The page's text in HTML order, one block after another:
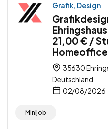
Grafik, Design
21,00 € /
35630
Deutschland
02/08/2026
Minijob